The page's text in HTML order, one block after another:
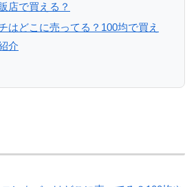
店で買える？
はどこに売ってる？100均で買え
介